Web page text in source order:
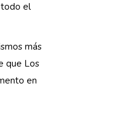
todo el
más
que Los
en